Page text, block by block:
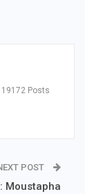
19172 Posts
POST
Moustapha